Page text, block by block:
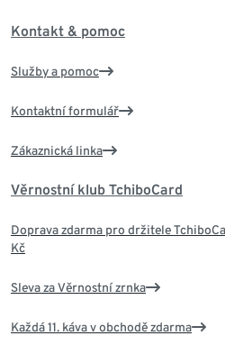
Kontakt & pomoc
Služby a pomoc
Kontaktní formulář
Zákaznická linka
Věrnostní klub TchiboCard
Doprava zdarma pro držitele
Kč
Sleva za Věrnostní zrnka
Každá 11. káva v obchodě zdarma